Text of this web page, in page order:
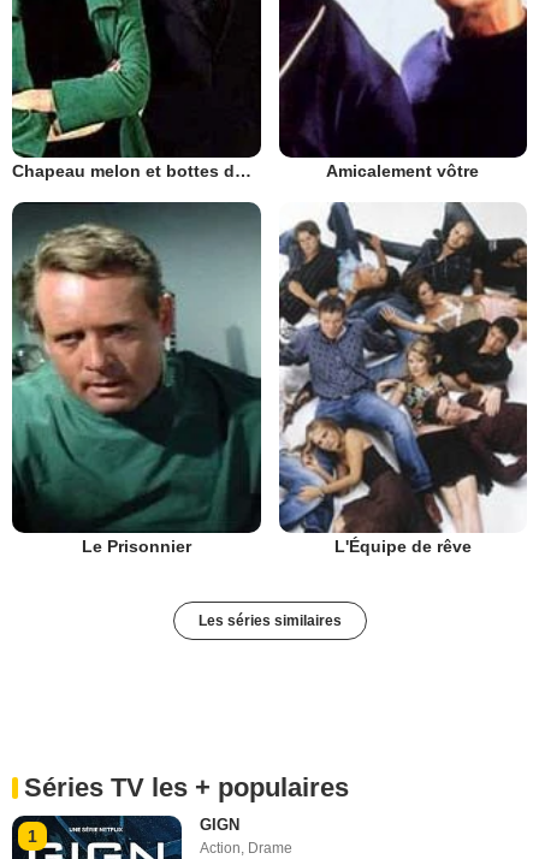
Chapeau melon et bottes de cuir - 1961 Amicalement vôtre
Le Prisonnier L'Équipe de rêve
Les séries similaires
Séries TV les + populaires
1
GIGN
Action, Drame